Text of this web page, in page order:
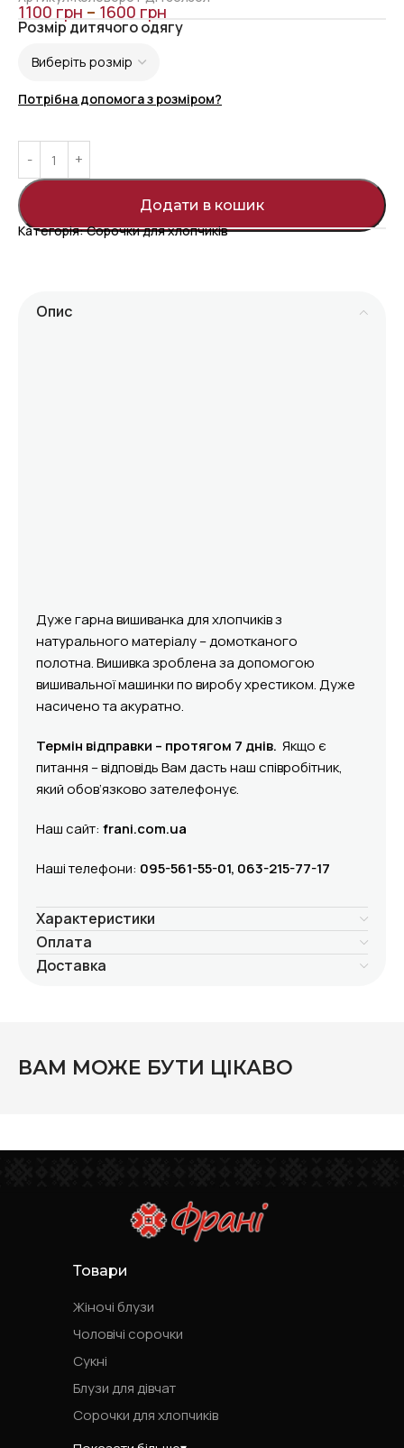
1100 грн – 1600 грн
Розмір дитячого одягу
Потрібна допомога з розміром?
Додати в кошик
Категорія:Сорочки для хлопчиків
Опис
Дуже гарна вишиванка для хлопчиків з
натурального матеріалу – домотканого
полотна. Вишивка зроблена за допомогою
вишивальної машинки по виробу хрестиком. Дуже
насичено та акуратно.
Термін відправки – протягом 7 днів. Якщо є
питання – відповідь Вам дасть наш співробітник,
який обов’язково зателефонує.
Наш сайт: frani.com.ua
Нашi телефони: 095-561-55-01, 063-215-77-17
Характеристики
Оплата
Доставка
ВАМ МОЖЕ БУТИ ЦІКАВО
Товари
Жіночі блузи
Чоловічі сорочки
Сукні
Блузи для дівчат
Сорочки для хлопчиків